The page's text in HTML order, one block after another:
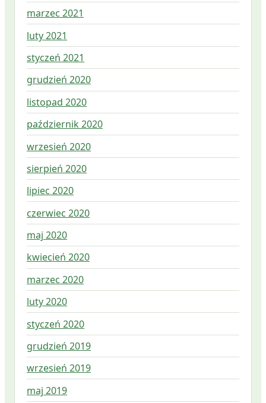
marzec 2021
luty 2021
styczeń 2021
grudzień 2020
listopad 2020
październik 2020
wrzesień 2020
sierpień 2020
lipiec 2020
czerwiec 2020
maj 2020
kwiecień 2020
marzec 2020
luty 2020
styczeń 2020
grudzień 2019
wrzesień 2019
maj 2019